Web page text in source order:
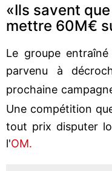
«Ils savent
mettre 60M€
Le groupe
parvenu à
prochaine
Une compétition
tout prix disputer
l'OM.